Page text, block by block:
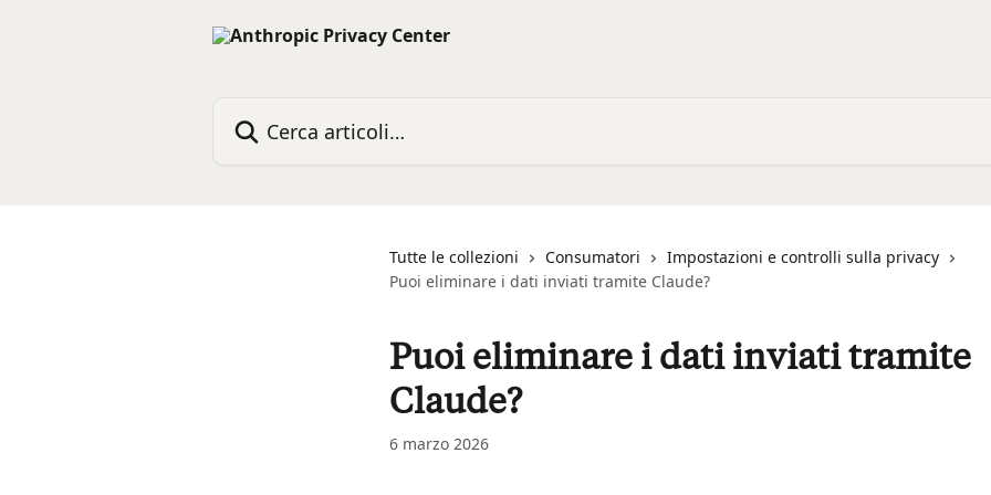
Tutte le collezioni Consumatori
Impostazioni e controlli sulla privacy
Puoi eliminare i dati inviati tramite Claude?
Puoi eliminare i dati inviati tramite
Claude?
6 marzo 2026